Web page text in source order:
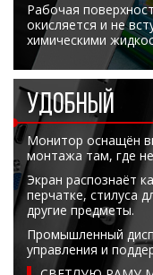
Рабочая
окисляется и не
химическими
УДОБНЫЙ
Монитор оснащён
монтажа там, где
Экран распознаёт
перчатке, стилуса
другие предметы.
Промышленный
управления и